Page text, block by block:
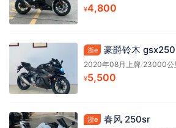
¥4,800
浙e 豪爵铃木
2020年08月上牌/23000公
¥5,500
浙e 春风 250sr